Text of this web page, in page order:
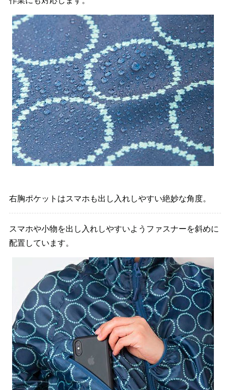
右胸ポケットはスマホも出し入れしやすい絶妙な角度。
スマホや小物を出し入れしやすいようファスナーを斜めに
配置しています。